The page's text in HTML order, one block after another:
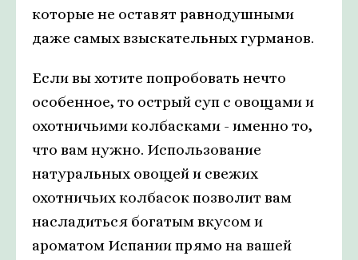
которые не оставят равнодушными
даже самых взыскательных гурманов.
Если вы хотите попробовать нечто
особенное, то острый суп с овощами и
охотничьими колбасками - именно то,
что вам нужно. Использование
натуральных овощей и свежих
охотничьих колбасок позволит вам
насладиться богатым вкусом и
ароматом Испании прямо на вашей